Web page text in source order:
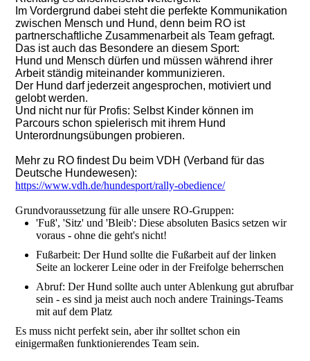
Im Vordergrund dabei steht die perfekte Kommunikation
zwischen Mensch und Hund, denn beim RO ist
partnerschaftliche Zusammenarbeit als Team gefragt.
Das ist auch das Besondere an diesem Sport:
Hund und Mensch dürfen und müssen während ihrer
Arbeit ständig miteinander kommunizieren.
Der Hund darf jederzeit angesprochen, motiviert und
gelobt werden.
Und nicht nur für Profis: Selbst Kinder können im
Parcours schon spielerisch mit ihrem Hund
Unterordnungsübungen probieren.
Mehr zu RO findest Du beim VDH (Verband für das
Deutsche Hundewesen):
https://www.vdh.de/hundesport/rally-obedience/
Grundvoraussetzung für alle unsere RO-Gruppen:
'Fuß', 'Sitz' und 'Bleib': Diese absoluten Basics setzen wir
voraus - ohne die geht's nicht!
Fußarbeit: Der Hund sollte die Fußarbeit auf der linken
Seite an lockerer Leine oder in der Freifolge beherrschen
Abruf: Der Hund sollte auch unter Ablenkung gut abrufbar
sein - es sind ja meist auch noch andere Trainings-Teams
mit auf dem Platz
Es muss nicht perfekt sein, aber ihr solltet schon ein
einigermaßen funktionierendes Team sein.